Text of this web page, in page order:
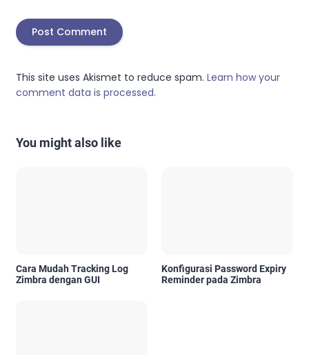
This site uses Akismet to reduce spam. Learn how your
comment data is processed.
You might also like
Cara Mudah Tracking Log
Zimbra dengan GUI
Konfigurasi Password Expiry
Reminder pada Zimbra